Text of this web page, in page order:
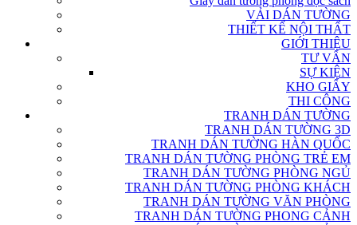
VẢI DÁN TƯỜNG
THIẾT KẾ NỘI THẤT
GIỚI THIỆU
TƯ VẤN
SỰ KIỆN
KHO GIẤY
THI CÔNG
TRANH DÁN TƯỜNG
TRANH DÁN TƯỜNG 3D
TRANH DÁN TƯỜNG HÀN QUỐC
TRANH DÁN TƯỜNG PHÒNG TRẺ EM
TRANH DÁN TƯỜNG PHÒNG NGỦ
TRANH DÁN TƯỜNG PHÒNG KHÁCH
TRANH DÁN TƯỜNG VĂN PHÒNG
TRANH DÁN TƯỜNG PHONG CẢNH